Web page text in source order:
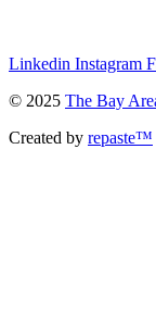
Linkedin Instagram
© 2025 The Bay
Created by repaste™